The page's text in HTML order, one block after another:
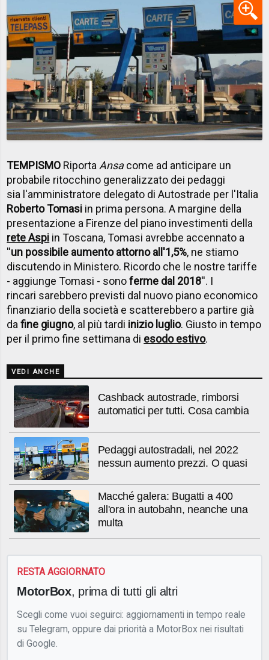
TEMPISMO Riporta Ansacome ad anticipare un
probabile ritocchino generalizzato dei pedaggi
sia l'amministratore delegato di Autostrade per l'Italia
Roberto Tomasi in prima persona. A margine della
presentazione a Firenze del piano investimenti della
rete Aspi in Toscana, Tomasi avrebbe accennato a
''un possibile aumento attorno all'1,5%, ne stiamo
discutendo in Ministero. Ricordo che le nostre tariffe
- aggiunge Tomasi - sonoferme dal 2018''. I
rincari sarebbero previsti dal nuovo piano economico
finanziario della società e scatterebbero a partire già
dafine giugno, al più tardi inizio luglio. Giusto in tempo
per il primo fine settimana di esodo estivo.
VEDI ANCHE
Cashback autostrade, rimborsi
automatici per tutti. Cosa cambia
Pedaggi autostradali, nel 2022
nessun aumento prezzi. O quasi
Macché galera: Bugatti a 400
all'ora in autobahn, neanche una
multa
RESTA AGGIORNATO
MotorBox, prima di tutti gli altri
Scegli come vuoi seguirci: aggiornamenti in tempo reale
su Telegram, oppure dai priorità a MotorBox nei risultati
di Google.